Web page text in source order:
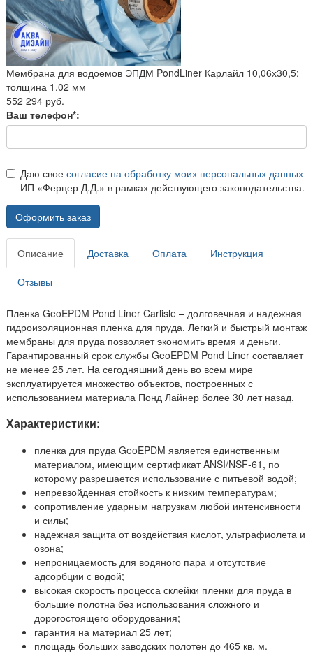
Мембрана для водоемов ЭПДМ PondLiner Карлайл 10,06х30,5;
толщина 1.02 мм
552 294 руб.
Ваш телефон*:
Даю свое согласие на обработку моих персональных данных
ИП «Ферцер Д.Д.» в рамках действующего законодательства.
Оформить заказ
Описание Доставка Оплата Инструкция
Отзывы
Пленка GeoEPDM Pond Liner Carlisle – долговечная и надежная
гидроизоляционная пленка для пруда. Легкий и быстрый монтаж
мембраны для пруда позволяет экономить время и деньги.
Гарантированный срок службы GeoEPDM Pond Liner составляет
не менее 25 лет. На сегодняшний день во всем мире
эксплуатируется множество объектов, построенных с
использованием материала Понд Лайнер более 30 лет назад.
Характеристики:
пленка для пруда GeoEPDM является единственным
материалом, имеющим сертификат ANSI/NSF-61, по
которому разрешается использование с питьевой водой;
непревзойденная стойкость к низким температурам;
сопротивление ударным нагрузкам любой интенсивности
и силы;
надежная защита от воздействия кислот, ультрафиолета и
озона;
непроницаемость для водяного пара и отсутствие
адсорбции с водой;
высокая скорость процесса склейки пленки для пруда в
большие полотна без использования сложного и
дорогостоящего оборудования;
гарантия на материал 25 лет;
площадь больших заводских полотен до 465 кв. м.